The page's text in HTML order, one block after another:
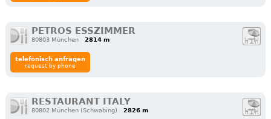
PETROS ESSZIMMER
80803 München 2814 m
telefonisch anfragen
request by phone
RESTAURANT ITALY
80802 München (Schwabing) 2826 m